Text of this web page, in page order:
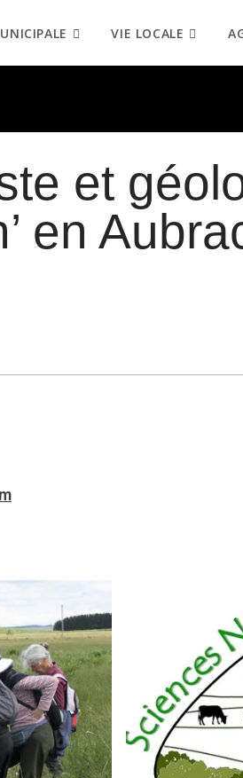
VIE LOCALE
et
en